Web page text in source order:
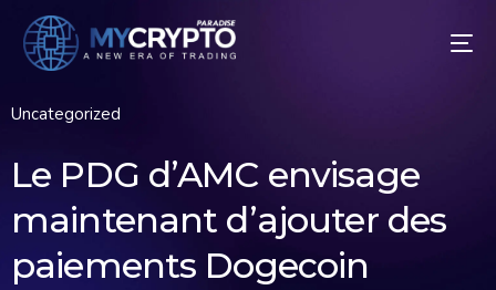
Uncategorized
Le PDG d’AMC envisage
maintenant d’ajouter des
paiements Dogecoin